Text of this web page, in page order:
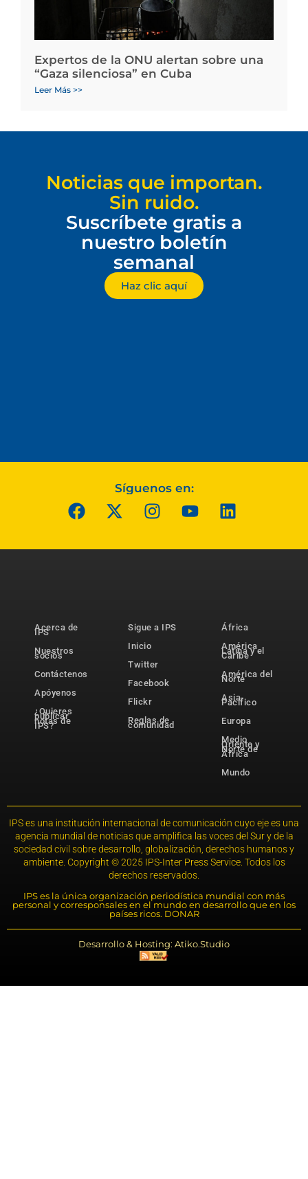
Expertos de la ONU alertan sobre una
“Gaza silenciosa” en Cuba
Leer Más >>
Noticias que importan.
Sin ruido.
Suscríbete gratis a
nuestro boletín
semanal
Haz clic aquí
Síguenos en:
Acerca de
IPS
Nuestros
socios
Contáctenos
Apóyenos
¿Quieres
publicar
notas de
IPS?
Sigue a IPS
Inicio
Twitter
Facebook
Flickr
Reglas de
comunidad
África
América
Latina y el
Caribe
América del
Norte
Asia-
Pacífico
Europa
Medio
Oriente y
Norte de
África
Mundo
IPS es una institución internacional de comunicación cuyo eje es una
agencia mundial de noticias que amplifica las voces del Sur y de la
sociedad civil sobre desarrollo, globalización, derechos humanos y
ambiente. Copyright © 2025 IPS-Inter Press Service. Todos los
derechos reservados.
IPS es la única organización periodística mundial con más
personal y corresponsales en el mundo en desarrollo que en los
países ricos. DONAR
Desarrollo & Hosting: Atiko.Studio